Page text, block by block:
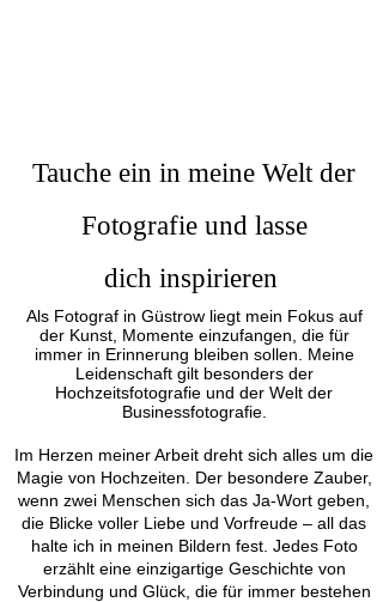
Tauche ein in meine Welt der
Fotografie und lasse
dichinspirieren
Als Fotograf in Güstrow liegt mein Fokus auf
der Kunst, Momente einzufangen, die für
immer in Erinnerung bleiben sollen. Meine
Leidenschaft gilt besonders der
Hochzeitsfotografie und der Welt der
Businessfotografie.
Im Herzen meiner Arbeit dreht sich alles um die
Magie von Hochzeiten. Der besondere Zauber,
wenn zwei Menschen sich das Ja-Wort geben,
die Blicke voller Liebe und Vorfreude – all das
halte ich in meinen Bildern fest. Jedes Foto
erzählt eine einzigartige Geschichte von
Verbindung und Glück, die für immer bestehen